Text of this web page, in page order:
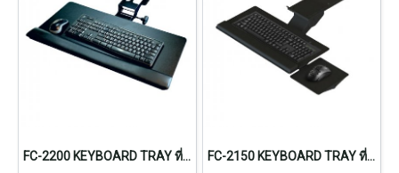
FC-2200 KEYBOARD TRAY ที่วางคีย์บอร์ดแบบปรับความสูง นั่ง/ยืนทำงาน FC-2150 KEYBOARD TRAY ที่วางคีย์บอร์ดแบบปรับระดับ